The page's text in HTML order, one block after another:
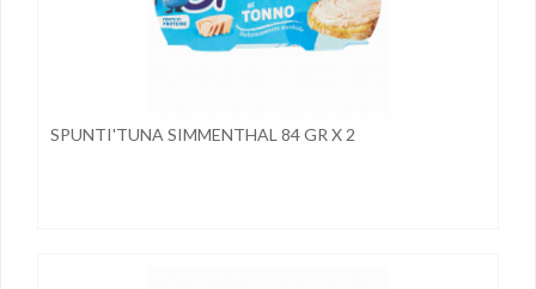
SPUNTI'TUNA SIMMENTHAL 84 GR X 2